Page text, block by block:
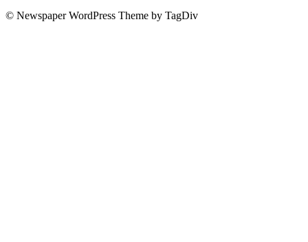
© Newspaper WordPress Theme by TagDiv